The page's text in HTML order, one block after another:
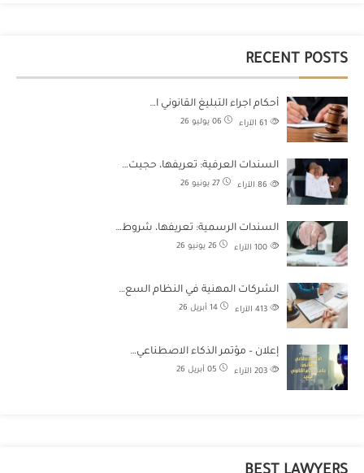
RECENT POSTS
أحكام اجراء التبليغ القانوني ا…
06 يوليو 26 الآراء
السندات العرفية: تعريفها، حجيت…
27 يونيو 26 الآراء
السندات الرسمية: تعريفها، شروط…
26 يونيو 26 الآراء
الشركات المهنية في النظام السع…
14 أبريل 26 الآراء
إعلان – مؤتمر الذكاء الاصطناعي…
05 أبريل 26 الآراء